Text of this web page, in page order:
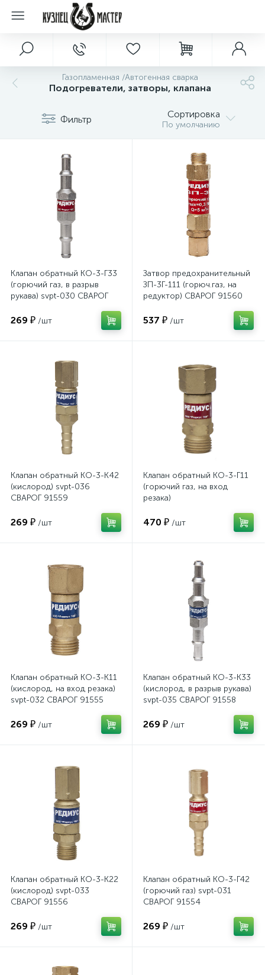
Газопламенная /Автогенная сварка
Подогреватели, затворы, клапана
Фильтр Сортировка
По умолчанию
Клапан обратный КО-3-Г33
(горючий газ, в разрыв
рукава) svpt-030 СВАРОГ
269 ₽ /шт
Затвор предохранительный
ЗП-3Г-111 (горюч.газ, на
редуктор) СВАРОГ 91560
537 ₽ /шт
Клапан обратный КО-3-К42
(кислород) svpt-036
СВАРОГ 91559
269 ₽ /шт
Клапан обратный КО-3-Г11
(горючий газ, на вход
резака)
470 ₽ /шт
Клапан обратный КО-3-К11
(кислород, на вход резака)
svpt-032 СВАРОГ 91555
269 ₽ /шт
Клапан обратный КО-3-К33
(кислород, в разрыв рукава)
svpt-035 СВАРОГ 91558
269 ₽ /шт
Клапан обратный КО-3-К22
(кислород) svpt-033
СВАРОГ 91556
269 ₽ /шт
Клапан обратный КО-3-Г42
(горючий газ) svpt-031
СВАРОГ 91554
269 ₽ /шт